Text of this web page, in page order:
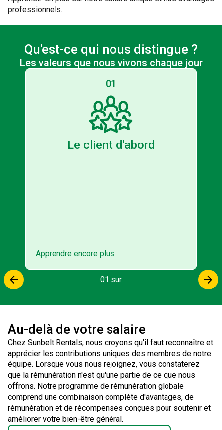
professionnels.
Qu'est-ce qui nous distingue ?
Les valeurs que nous vivons chaque jour
01
Le client d'abord
Apprendre encore plus
arrow_back 01 sur arrow_forward
Au-delà de votre salaire
Chez Sunbelt Rentals, nous croyons qu'il faut reconnaître et
apprécier les contributions uniques des membres de notre
équipe. Lorsque vous nous rejoignez, vous constaterez
que la rémunération n'est qu'une partie de ce que nous
offrons. Notre programme de rémunération globale
comprend une combinaison complète d'avantages, de
rémunération et de récompenses conçues pour soutenir et
améliorer votre bien-être général.